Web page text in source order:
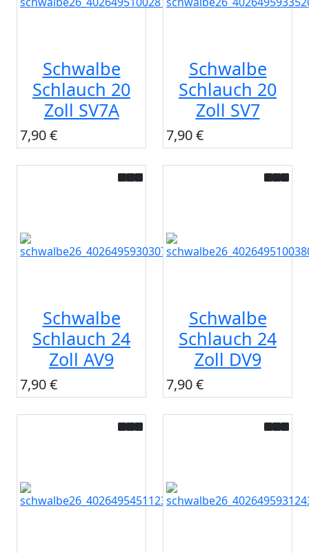
Schwalbe
Schlauch 20
Zoll SV7A
7,90 €
Schwalbe
Schlauch 20
Zoll SV7
7,90 €
Schwalbe
Schlauch 24
Zoll AV9
7,90 €
Schwalbe
Schlauch 24
Zoll DV9
7,90 €